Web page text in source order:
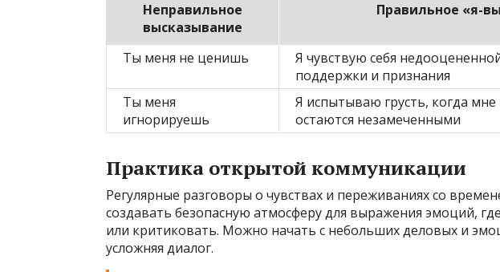
Неправильное
высказывание
Правильное «я-
Ты меня не ценишь
Я чувствую себя
поддержки и признания
Ты меня
игнорируешь
Я испытываю грусть, когда мне
остаются незамеченными
Практика открытой коммуникации
Регулярные разговоры о чувствах и переживаниях со
создавать безопасную атмосферу для выражения эмоций,
или критиковать. Можно начать с небольших деловых и
усложняя диалог.